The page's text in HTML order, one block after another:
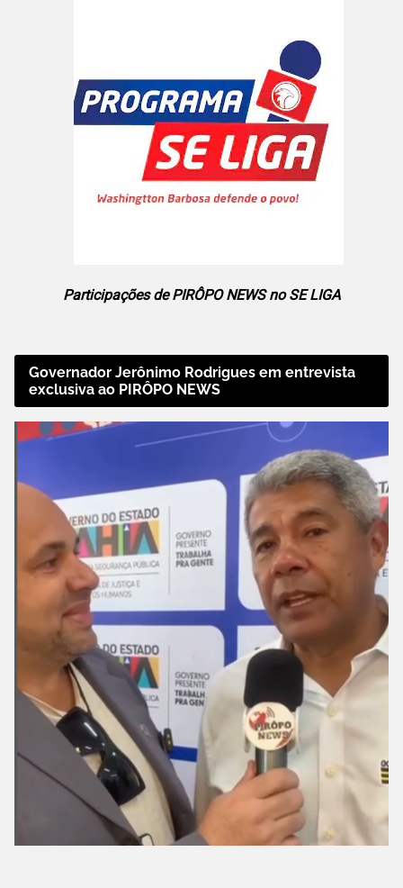
Participações de PIRÔPO NEWS no SE LIGA
Governador Jerônimo Rodrigues em entrevista
exclusiva ao PIRÔPO NEWS